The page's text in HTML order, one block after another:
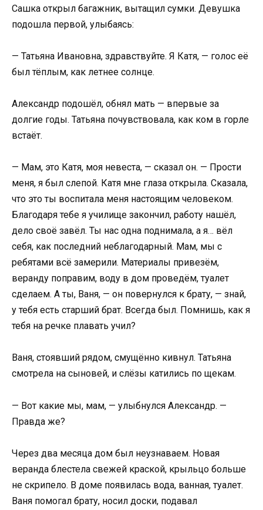
Сашка открыл багажник, вытащил сумки. Девушка
подошла первой, улыбаясь:
— Татьяна Ивановна, здравствуйте. Я Катя, — голос её
был тёплым, как летнее солнце.
Александр подошёл, обнял мать — впервые за
долгие годы. Татьяна почувствовала, как ком в горле
встаёт.
— Мам, это Катя, моя невеста, — сказал он. — Прости
меня, я был слепой. Катя мне глаза открыла. Сказала,
что это ты воспитала меня настоящим человеком.
Благодаря тебе я училище закончил, работу нашёл,
дело своё завёл. Ты нас одна поднимала, а я… вёл
себя, как последний неблагодарный. Мам, мы с
ребятами всё замерили. Материалы привезём,
веранду поправим, воду в дом проведём, туалет
сделаем. А ты, Ваня, — он повернулся к брату, — знай,
у тебя есть старший брат. Всегда был. Помнишь, как я
тебя на речке плавать учил?
Ваня, стоявший рядом, смущённо кивнул. Татьяна
смотрела на сыновей, и слёзы катились по щекам.
— Вот какие мы, мам, — улыбнулся Александр. —
Правда же?
Через два месяца дом был неузнаваем. Новая
веранда блестела свежей краской, крыльцо больше
не скрипело. В доме появилась вода, ванная, туалет.
Ваня помогал брату, носил доски, подавал